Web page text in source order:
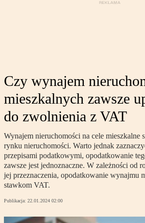
Czy wynajem
mieszkalnych zawsze
do zwolnienia z VAT
Wynajem nieruchomości na cele mieszkalne
rynku nieruchomości. Warto jednak
przepisami podatkowymi, opodatkowanie
zawsze jest jednoznaczne. W zależności od
jej przeznaczenia, opodatkowanie wynajmu
stawkom VAT.
Publikacja: 22.01.2024 02:00